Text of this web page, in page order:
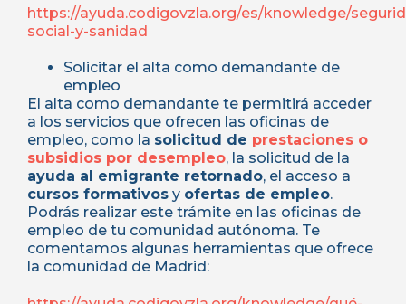
https://ayuda.codigovzla.org/es/knowledge/
social-y-sanidad
Solicitar el alta como demandante de
empleo
El alta como demandante te permitirá acceder
a los servicios que ofrecen las oficinas de
empleo, como la solicitud de prestaciones o
subsidios por desempleo, la solicitud de la
ayuda al emigrante retornado, el acceso a
cursos formativos y ofertas de empleo.
Podrás realizar este trámite en las oficinas de
empleo de tu comunidad autónoma. Te
comentamos algunas herramientas que ofrece
la comunidad de Madrid: